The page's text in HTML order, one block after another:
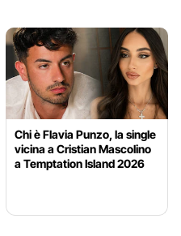
Chi è Flavia Punzo, la single
vicina a Cristian Mascolino
a Temptation Island 2026